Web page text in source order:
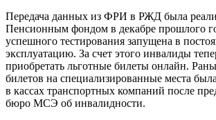
Передача данных из ФРИ в РЖД была
Пенсионным фондом в декабре прошлого
успешного тестирования запущена в
эксплуатацию. За счет этого инвалиды
приобретать льготные билеты онлайн.
билетов на специализированные места
в кассах транспортных компаний после
бюро МСЭ об инвалидности.